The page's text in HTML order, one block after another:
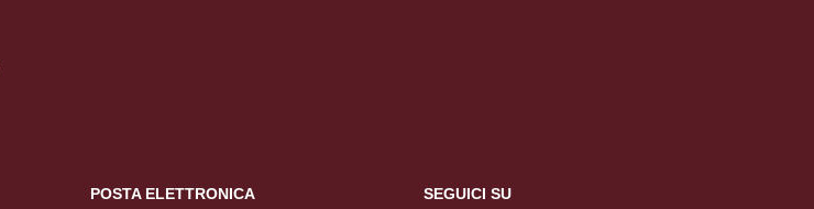
POSTA ELETTRONICA SEGUICI SU